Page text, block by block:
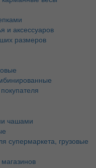
и аксессуаров
размеров
чашами
супермаркета, грузовые